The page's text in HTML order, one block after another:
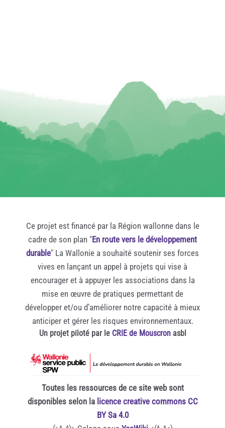
Ce projet est financé par la Région wallonne dans le
cadre de son plan "En route vers le développement
durable" La Wallonie a souhaité soutenir ses forces
vives en lançant un appel à projets qui vise à
encourager et à appuyer les associations dans la
mise en œuvre de pratiques permettant de
développer et/ou d’améliorer notre capacité à mieux
anticiper et gérer les risques environnementaux.
Un projet piloté par le CRIE de Mouscronasbl
Toutes les ressources de ce site web sont
disponibles selon la licence creative commons CC
BY Sa 4.0